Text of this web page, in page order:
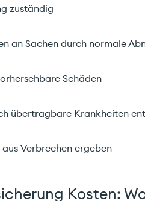
zuständig
an Sachen durch normale
Schäden
übertragbare Krankheiten
Verbrechen ergeben
Kosten: